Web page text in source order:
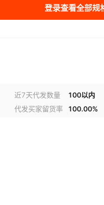
登录查看全部规
近7天代发数量 100以内
代发买家留货率 100.00%